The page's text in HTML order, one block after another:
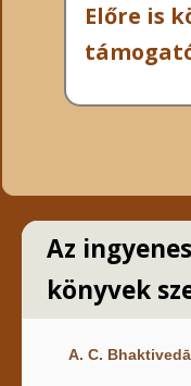
Előre is
Az
könyvek
A. C.